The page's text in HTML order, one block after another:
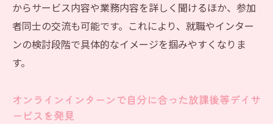
からサービス内容や業務内容を詳しく聞けるほか、参加
者同士の交流も可能です。これにより、就職やインター
ンの検討段階で具体的なイメージを掴みやすくなりま
す。
オンラインインターンで自分に合った放課後等デイサ
ービスを発見